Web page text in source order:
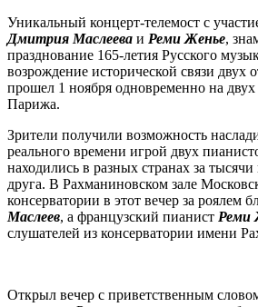
Уникальный концерт-телемост с
Дмитрия Маслеева и Реми Женье,
празднование 165-летия Русского
возрождение исторической связи
прошел 1 ноября одновременно на
Парижа.
Зрители получили возможность
реального времени игрой двух
находились в разных странах за
друга. В Рахманиновском зале
консерватории в этот вечер за роялем
Маслеев, а французский пианист Реми
слушателей из консерватории имени
Открыл вечер с приветственным